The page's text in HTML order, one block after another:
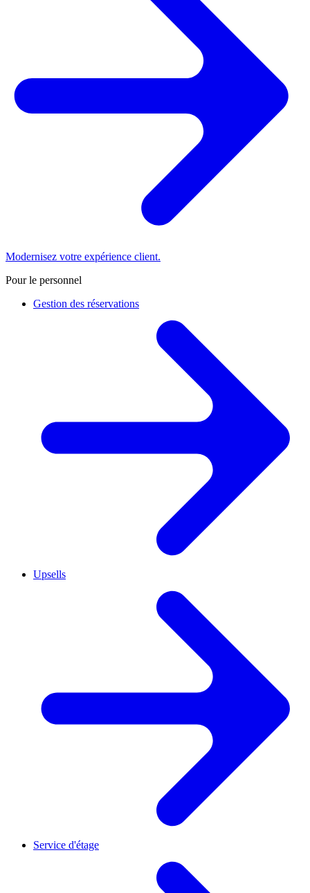
Modernisez votre expérience client.
Pour le personnel
Gestion des réservations
Upsells
Service d'étage